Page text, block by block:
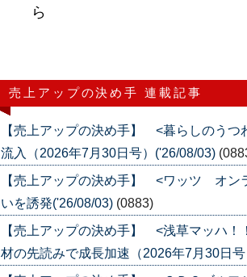
ら
売上アップの決め手 連載記事
【売上アップの決め手】 <暮らしのう
流入（2026年7月30日号）('26/08/03)
【売上アップの決め手】 <ワッツ オン
いを誘発('26/08/03) (0883)
【売上アップの決め手】 <浅草マッハ
材の先読みで成長加速（2026年7月30日